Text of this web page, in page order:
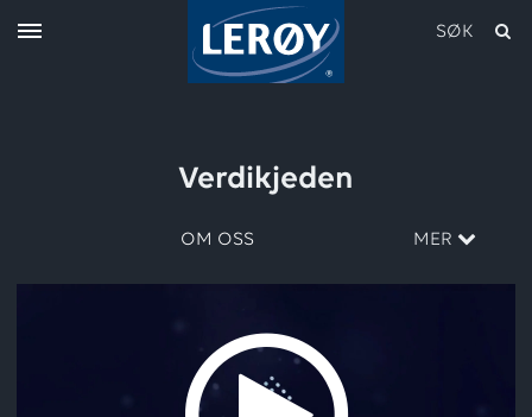
SØK
Skriv inn søket i feltet over
Verdikjeden
OM OSS MER